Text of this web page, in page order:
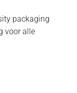
packaging
voor alle